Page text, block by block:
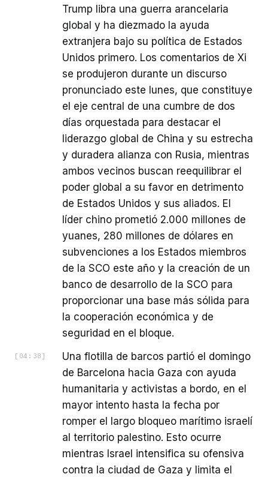
Trump libra una guerra arancelaria
global y ha diezmado la ayuda
extranjera bajo su política de Estados
Unidos primero. Los comentarios de Xi
se produjeron durante un discurso
pronunciado este lunes, que constituye
el eje central de una cumbre de dos
días orquestada para destacar el
liderazgo global de China y su estrecha
y duradera alianza con Rusia, mientras
ambos vecinos buscan reequilibrar el
poder global a su favor en detrimento
de Estados Unidos y sus aliados. El
líder chino prometió 2.000 millones de
yuanes, 280 millones de dólares en
subvenciones a los Estados miembros
de la SCO este año y la creación de un
banco de desarrollo de la SCO para
proporcionar una base más sólida para
la cooperación económica y de
seguridad en el bloque.
[ 04:38 ]
Una flotilla de barcos partió el domingo
de Barcelona hacia Gaza con ayuda
humanitaria y activistas a bordo, en el
mayor intento hasta la fecha por
romper el largo bloqueo marítimo israelí
al territorio palestino. Esto ocurre
mientras Israel intensifica su ofensiva
contra la ciudad de Gaza y limita el